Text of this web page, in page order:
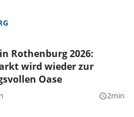
Rothenburg 2026:
wird wieder zur
Oase
query_builder2min